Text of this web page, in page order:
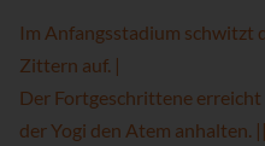
Im Anfangsstadium
Zittern auf. |
Der Fortgeschrittene erreicht
der Yogi den Atem anhalten.